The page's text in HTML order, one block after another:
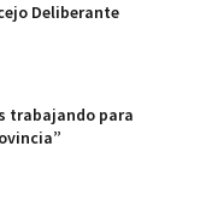
Deliberante
trabajando para